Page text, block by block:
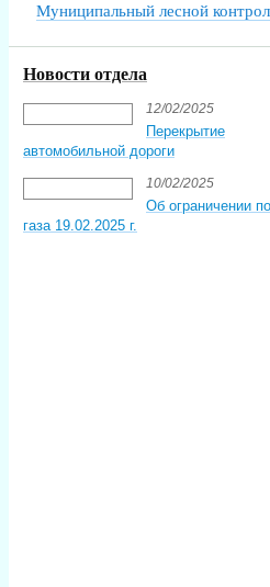
Муниципальный лесной
Новости отдела
12/02/2025
Перекрытие
автомобильной дороги
10/02/2025
Об ограничении
газа 19.02.2025 г.